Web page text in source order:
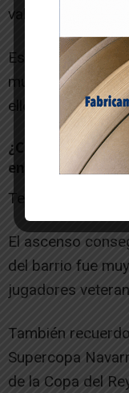
valore la forma
Eso no es mérito
mucha gente,
ello.
¿Cuál ha sido el
en el banquillo?
Tengo varios.
El ascenso
del barrio fue
jugadores
También
Supercopa
de la Copa del